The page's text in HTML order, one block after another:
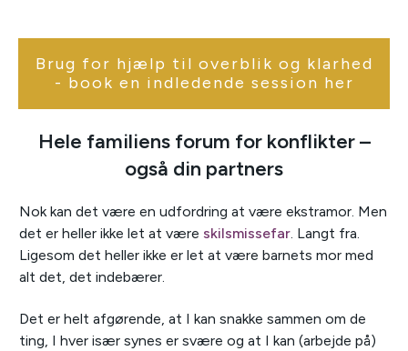
Brug for hjælp til overblik og klarhed
- book en indledende session her
Hele familiens forum for konflikter –
også din partners
Nok kan det være en udfordring at være ekstramor. Men
det er heller ikke let at være skilsmissefar. Langt fra.
Ligesom det heller ikke er let at være barnets mor med
alt det, det indebærer.
Det er helt afgørende, at I kan snakke sammen om de
ting, I hver især synes er svære og at I kan (arbejde på)